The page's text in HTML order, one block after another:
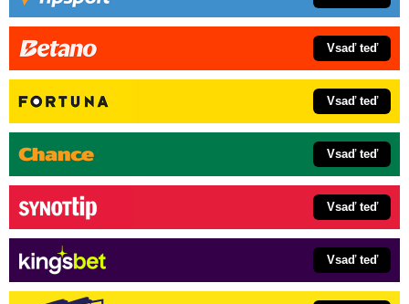
Vsaď teď
Vsaď teď
Vsaď teď
Vsaď teď
Vsaď teď